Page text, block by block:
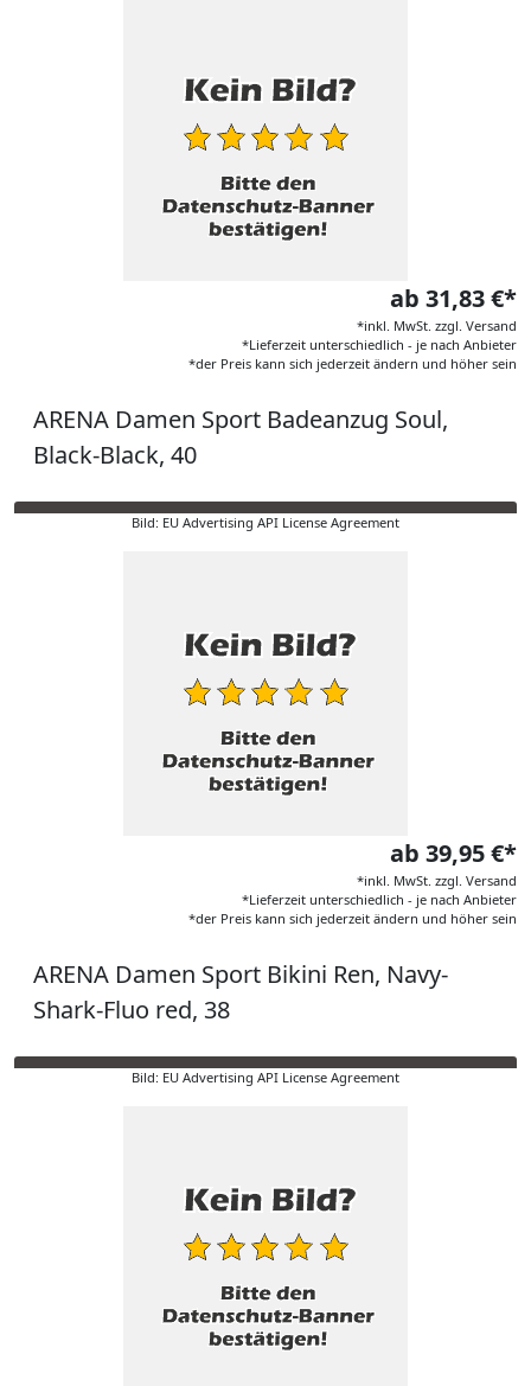
ab 31,83 €*
*inkl. MwSt. zzgl. Versand
*Lieferzeit unterschiedlich - je nach Anbieter
*der Preis kann sich jederzeit ändern und höher sein
ARENA Damen Sport Badeanzug Soul,
Black-Black, 40
Bild: EU Advertising API License Agreement
ab 39,95 €*
*inkl. MwSt. zzgl. Versand
*Lieferzeit unterschiedlich - je nach Anbieter
*der Preis kann sich jederzeit ändern und höher sein
ARENA Damen Sport Bikini Ren, Navy-
Shark-Fluo red, 38
Bild: EU Advertising API License Agreement